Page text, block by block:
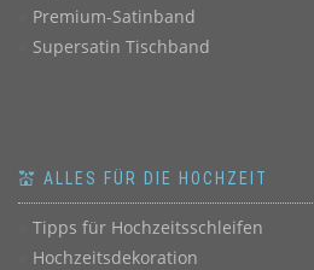
Premium-Satinband
Supersatin Tischband
💒 ALLES FÜR DIE HOCHZEIT
Tipps für Hochzeitsschleifen
Hochzeitsdekoration